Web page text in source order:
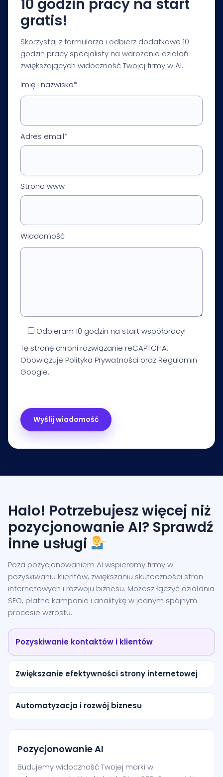
10 godzin pracy na start
gratis!
Skorzystaj z formularza i odbierz dodatkowe 10
godzin pracy specjalisty na wdrożenie działań
zwiększających widoczność Twojej firmy w AI.
Imię i nazwisko*
Adres email*
Strona www
Wiadomość
Odbieram 10 godzin na start współpracy!
Tę stronę chroni rozwiązanie reCAPTCHA.
Obowiązuje Polityka Prywatności orazRegulamin
Google.
Halo! Potrzebujesz więcej niż
pozycjonowanie AI? Sprawdź
inne usługi
Poza pozycjonowaniem AI wspieramy firmy w
pozyskiwaniu klientów, zwiększaniu skuteczności stron
internetowych i rozwoju biznesu. Możesz łączyć działania
SEO, płatne kampanie i analitykę w jednym spójnym
procesie wzrostu.
Pozyskiwanie kontaktów i klientów
Zwiększanie efektywności strony internetowej
Automatyzacja i rozwój biznesu
Pozycjonowanie AI
Budujemy widoczność Twojej marki w